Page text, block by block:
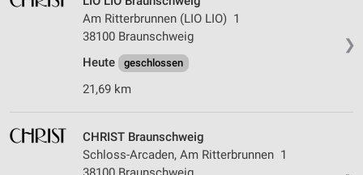
❯
Am Ritterbrunnen (LIO LIO) 1
38100 Braunschweig
Heute
geschlossen
21,69 km
CHRIST Braunschweig
Schloss-Arcaden, Am Ritterbrunnen 1